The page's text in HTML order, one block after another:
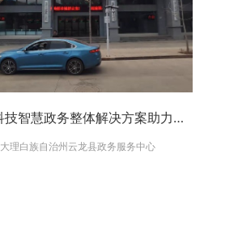
品辰科技智慧政务整体解决方案助力大理白族自治州云龙县政务服务中心提升政务服务质量
大理白族自治州云龙县政务服务中心